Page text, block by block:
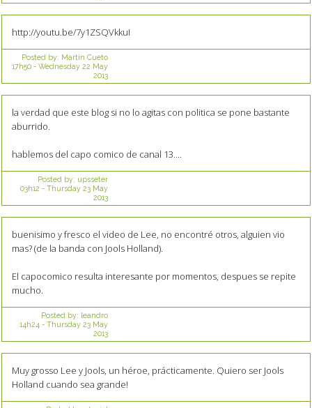
http://youtu.be/7y1ZSQVkkuI
Posted by: Martin Cueto
17h50- Wednesday 22 May
2013
la verdad que este blog si no lo agitas con politica se pone bastante
aburrido.
hablemos del capo comico de canal 13....
Posted by: upsseter
03h12 - Thursday 23 May
2013
buenisimo y fresco el video de Lee, no encontré otros, alguien vio
mas? (de la banda con Jools Holland).
El capocomico resulta interesante por momentos, despues se repite
mucho.
Posted by: leandro
14h24 - Thursday 23 May
2013
Muy grosso Lee y Jools, un héroe, prácticamente. Quiero ser Jools
Holland cuando sea grande!